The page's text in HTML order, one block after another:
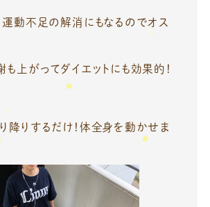
運動不足の解消にもなるのでオス
も上がってダイエットにも効果的！
降りするだけ！体全身を動かせま